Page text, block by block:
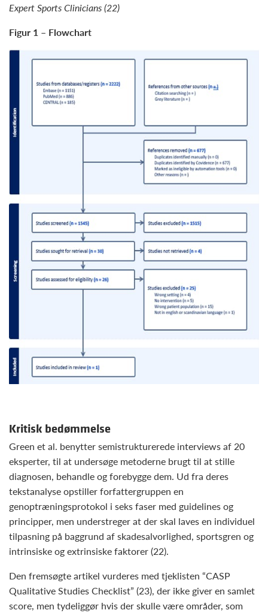
Expert Sports Clinicians(22)
Figur 1 – Flowchart
Kritisk bedømmelse
Green et al. benytter semistrukturerede interviews af 20
eksperter, til at undersøge metoderne brugt til at stille
diagnosen, behandle og forebygge dem. Ud fra deres
tekstanalyse opstiller forfattergruppen en
genoptræningsprotokol i seks faser med guidelines og
principper, men understreger at der skal laves en individuel
tilpasning på baggrund af skadesalvorlighed, sportsgren og
intrinsiske og extrinsiske faktorer (22).
Den fremsøgte artikel vurderes med tjeklisten “CASP
Qualitative Studies Checklist” (23), der ikke giver en samlet
score, men tydeliggør hvis der skulle være områder, som